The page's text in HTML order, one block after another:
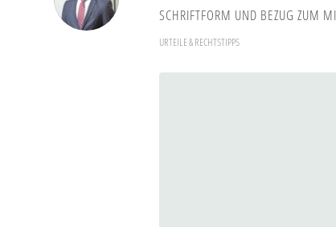
SCHRIFTFORM UND BEZUG ZUM
URTEILE & RECHTSTIPPS